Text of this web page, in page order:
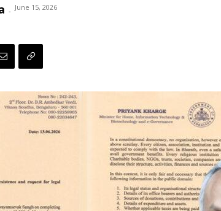
- June 15, 2026